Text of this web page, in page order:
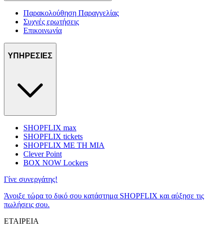
Παρακολούθηση Παραγγελίας
Συχνές ερωτήσεις
Επικοινωνία
ΥΠΗΡΕΣΙΕΣ
SHOPFLIX max
SHOPFLIX tickets
SHOPFLIX ΜΕ ΤΗ ΜΙΑ
Clever Point
BOX NOW Lockers
Γίνε συνεργάτης!
Άνοιξε τώρα το δικό σου κατάστημα SHOPFLIX και αύξησε τις
πωλήσεις σου.
ΕΤΑΙΡΕΙΑ